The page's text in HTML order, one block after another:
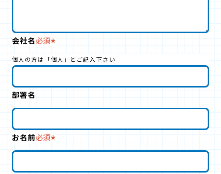
会社名必須
個人の方は「個人」とご記入下さい
部署名
お名前必須